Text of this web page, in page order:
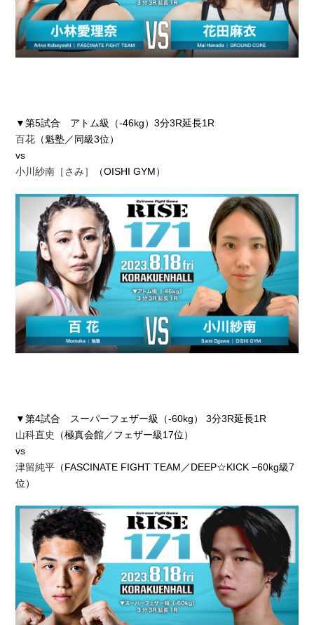
▼第5試合 アトム級（-46kg）3分3R延長1R
百花 （魁塾／同級3位）
vs
小川紗南［さみ］
（OISHI GYM）
▼第4試合 スーパーフェザー級（-60kg） 3分3R延長1R
山科直史
（極真会館／フェザー級17位）
vs
津留純平 （FASCINATE FIGHT TEAM／DEEP☆KICK −60kg級7
位）